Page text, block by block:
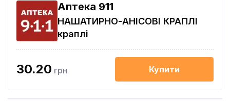
Aптека 911
НАШАТИРНО-АНІСОВІ КРАПЛІ
краплі
30.20 грн Купити